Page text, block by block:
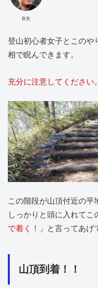
B夫
登山初心者女子とこのや
相で睨んできます。
充分に注意してください。
この階段が山頂付近の平
しっかりと頭に入れてこ
で着く！」 と言ってあげ
山頂到着！！